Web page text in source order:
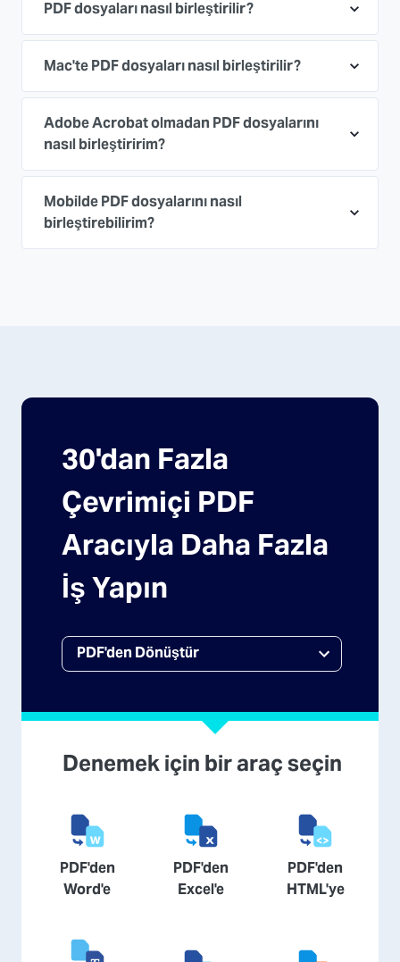
PDF dosyaları nasıl birleştirilir?
Mac'te PDF dosyaları nasıl birleştirilir?
Adobe Acrobat olmadan PDF dosyalarını
nasıl birleştiririm?
Mobilde PDF dosyalarını nasıl
birleştirebilirim?
30'dan Fazla
Çevrimiçi PDF
Aracıyla Daha Fazla
İş Yapın
Denemek için bir araç seçin
PDF'den
Word'e
PDF'den
Excel'e
PDF'den
HTML'ye